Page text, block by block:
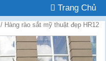
Trang Chủ
/ Hàng rào sắt mỹ thuật đẹp HR12